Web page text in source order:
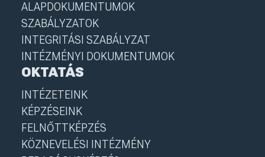
ALAPDOKUMENTUMOK
SZABÁLYZATOK
INTEGRITÁSI SZABÁLYZAT
INTÉZMÉNYI DOKUMENTUMOK
OKTATÁS
INTÉZETEINK
KÉPZÉSEINK
FELNŐTTKÉPZÉS
KÖZNEVELÉSI INTÉZMÉNY